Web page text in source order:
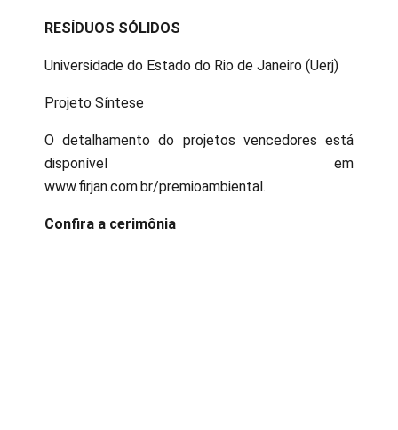
RESÍDUOS SÓLIDOS
Universidade do Estado do Rio de Janeiro (Uerj)
Projeto Síntese
O detalhamento do projetos vencedores está
disponível em
www.firjan.com.br/premioambiental.
Confira a cerimônia